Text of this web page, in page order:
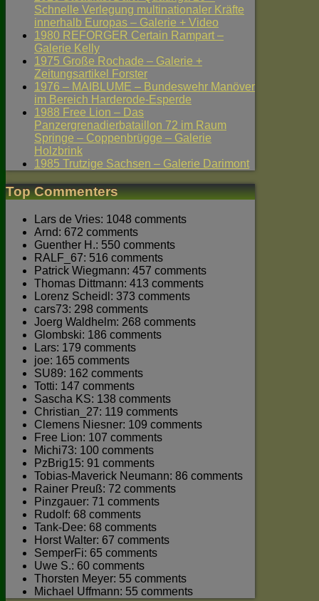
Schnelle Verlegung multinationaler Kräfte
innerhalb Europas – Galerie + Video
1980 REFORGER Certain Rampart –
Galerie Kelly
1975 Große Rochade – Galerie +
Zeitungsartikel Forster
1976 – MAIBLUME – Bundeswehr Manöver
im Bereich Harderode-Esperde
1988 Free Lion – Das
Panzergrenadierbataillon 72 im Raum
Springe – Coppenbrügge – Galerie
Holzbrink
1985 Trutzige Sachsen – Galerie Darimont
Top Commenters
Lars de Vries: 1048 comments
Arnd: 672 comments
Guenther H.: 550 comments
RALF_67: 516 comments
Patrick Wiegmann: 457 comments
Thomas Dittmann: 413 comments
Lorenz Scheidl: 373 comments
cars73: 298 comments
Joerg Waldhelm: 268 comments
Glombski: 186 comments
Lars: 179 comments
joe: 165 comments
SU89: 162 comments
Totti: 147 comments
Sascha KS: 138 comments
Christian_27: 119 comments
Clemens Niesner: 109 comments
Free Lion: 107 comments
Michi73: 100 comments
PzBrig15: 91 comments
Tobias-Maverick Neumann: 86 comments
Rainer Preuß: 72 comments
Pinzgauer: 71 comments
Rudolf: 68 comments
Tank-Dee: 68 comments
Horst Walter: 67 comments
SemperFi: 65 comments
Uwe S.: 60 comments
Thorsten Meyer: 55 comments
Michael Uffmann: 55 comments